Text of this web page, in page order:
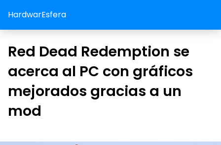
HardwarEsfera
Red Dead Redemption se
acerca al PC con gráficos
mejorados gracias a un
mod